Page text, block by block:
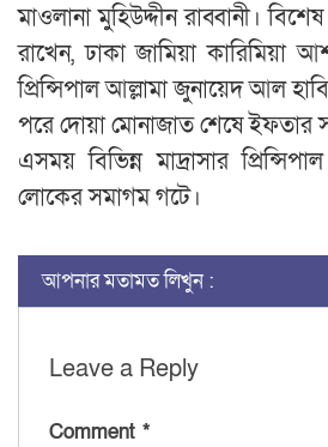
মাওলানা মুহিউদ্দীন রাব্বানী।
রাখেন, ঢাকা জামিয়া কারিমিয়া
প্রিন্সিপাল আল্লামা জুনায়েদ আল
পরে দোয়া মোনাজাত শেষে ইফতার
এসময় বিভিন্ন মাদ্রাসার
লোকের সমাগম গটে।
আপনার মতামত লিখুন :
Leave a Reply
Comment *